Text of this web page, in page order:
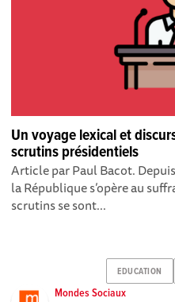
Un voyage lexical et
scrutins présidentiels
Article par Paul Bacot.
la République s’opère au
scrutins se sont...
EDUCATION
Mondes Sociaux